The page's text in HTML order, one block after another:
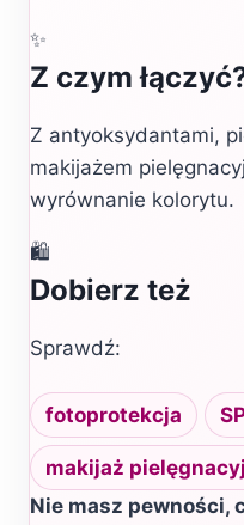
✨
Z czym
Z antyoksydantami,
makijażem
wyrównanie kolorytu.
🛍️
Dobierz też
Sprawdź:
fotoprotekcja
makijaż
Nie masz pewności,